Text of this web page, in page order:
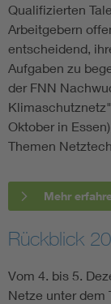
Qualifizierten
Arbeitgebern
entscheidend,
Aufgaben zu
der FNN
Oktober in
Themen
Mehr
Rückblick
Vom 4. bis 5.
Netze unter dem